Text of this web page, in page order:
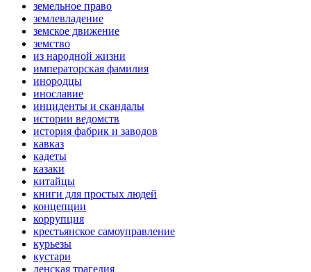
земельное право
землевладение
земское движение
земство
из народной жизни
императорская фамилия
инородцы
инославие
инциденты и скандалы
истории ведомств
история фабрик и заводов
кавказ
кадеты
казаки
китайцы
книги для простых людей
концепции
коррупция
крестьянское самоуправление
курьезы
кустари
ленская трагедия